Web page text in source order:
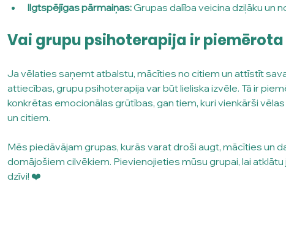
Ilgtspējīgas pārmaiņas: Grupas dalība veicina dziļāku un
Vai grupu psihoterapija ir piemērota
Ja vēlaties saņemt atbalstu, mācīties no citiem un attīstīt
attiecības, grupu psihoterapija var būt lieliska izvēle. Tā ir
konkrētas emocionālas grūtības, gan tiem, kuri vienkārši
un citiem.
Mēs piedāvājam grupas, kurās varat droši augt, mācīties un
domājošiem cilvēkiem. Pievienojieties mūsu grupai, lai atklātu
dzīvi! ❤️